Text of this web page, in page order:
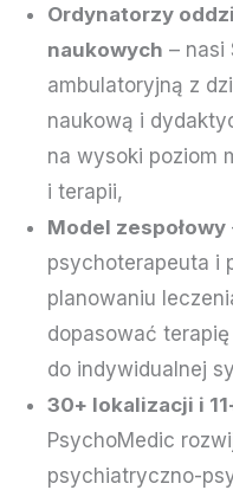
Ordynatorzy
naukowych – nasi
ambulatoryjną z
naukową i
na wysoki poziom
i terapii,
Model zespołowy
psychoterapeuta i
planowaniu
dopasować
do indywidualnej
30+ lokalizacji i
PsychoMedic
psychiatryczno-